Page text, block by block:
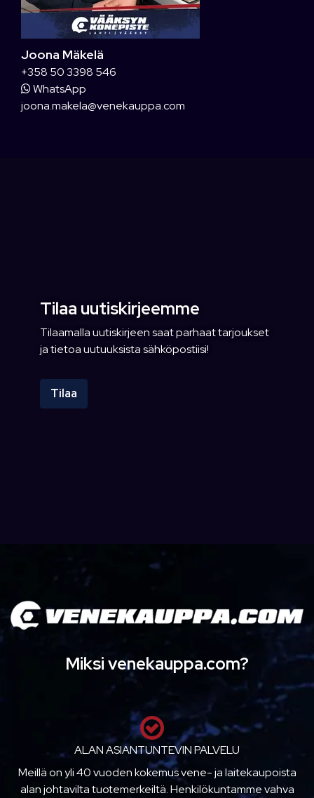
Joona Mäkelä
+358 50 3398 546
WhatsApp
joona.makela@venekauppa.com
Tilaa uutiskirjeemme
Tilaamalla uutiskirjeen saat parhaat tarjoukset
ja tietoa uutuuksista sähköpostiisi!
Tilaa
Miksi venekauppa.com?
ALAN ASIANTUNTEVIN PALVELU
Meillä on yli 40 vuoden kokemus vene- ja laitekaupoista
alan johtavilta tuotemerkeiltä. Henkilökuntamme vahva